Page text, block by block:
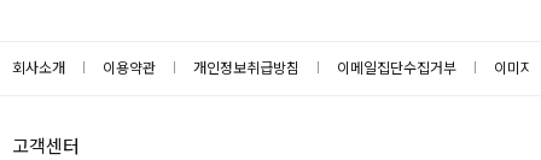
회사소개 이용약관 개인정보취급방침 이메일집단수집거부 이미지
고객센터